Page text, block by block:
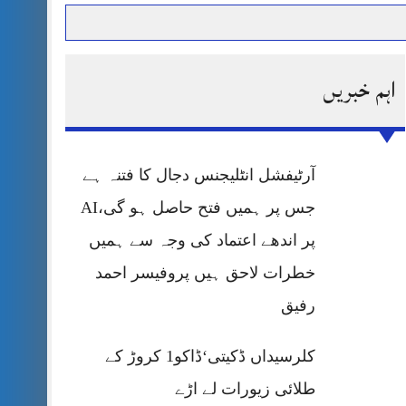
پر قربان
پریس کانفرنس
اہم خبریں
آرٹیفشل انٹلیجنس دجال کا فتنہ ہے
جس پر ہمیں فتح حاصل ہو گی،AI
پر اندھے اعتماد کی وجہ سے ہمیں
خطرات لاحق ہیں پروفیسر احمد
رفیق
کلرسیداں ڈکیتی‘ڈاکو1 کروڑ کے
طلائی زیورات لے اڑے